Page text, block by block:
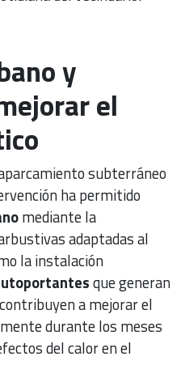
y
el
subterráneo
ha permitido
mediante la
adaptadas al
la instalación
que generan
a mejorar el
durante los meses
del calor en el